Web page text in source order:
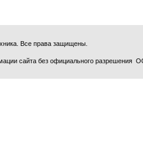
Все права защищены.
сайта без официального разрешения